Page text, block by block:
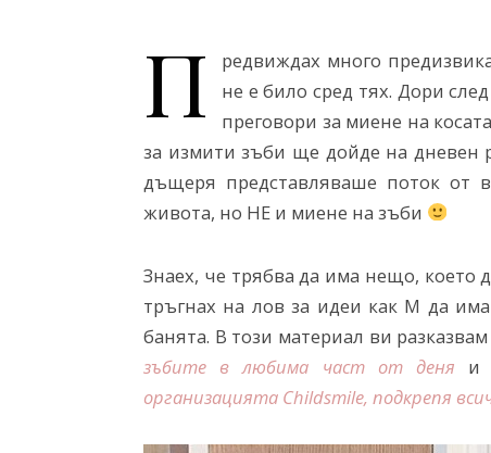
П
редвиждах много
не е било сред тях. Дори
преговори за миене на
за измити зъби ще дойде на дневен
дъщеря представляваше поток от
живота, но НЕ и миене на зъби
Знаех, че трябва да има нещо, което
тръгнах на лов за идеи как М да
банята. В този материал ви разказвам
зъбите в любима част от деня и
организацията Childsmile, подкрепя